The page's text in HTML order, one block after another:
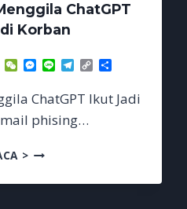
ChatGPT
Korban
LinkedIn
WeChatMessenger
Line Telegram
Copy
Link
ChatGPT Ikut Jadi
phising…
>EMAIL
MENGGILA